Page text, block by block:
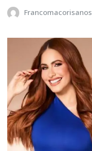
Francomacorisanos